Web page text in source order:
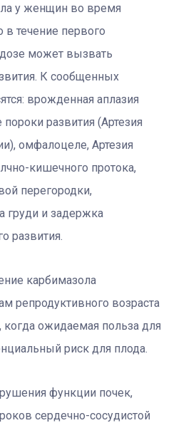
у женщин во время
в течение первого
может вызвать
К сообщенных
врожденная аплазия
развития (Артезия
омфалоцеле, Артезия
кишечного протока,
перегородки,
груди и задержка
развития.
карбимазола
репродуктивного возраста
ожидаемая польза для
риск для плода.
функции почек,
сердечно-сосудистой